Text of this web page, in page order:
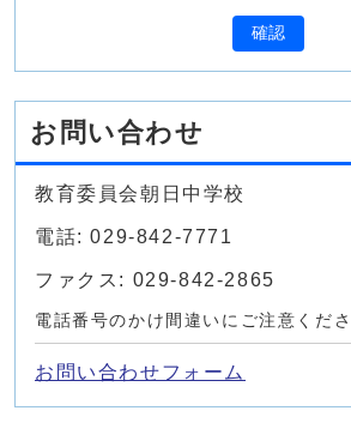
確認
お問い合わせ
教育委員会朝日中学校
電話: 029-842-7771
ファクス: 029-842-2865
電話番号のかけ間違いにご注意くださ
お問い合わせフォーム